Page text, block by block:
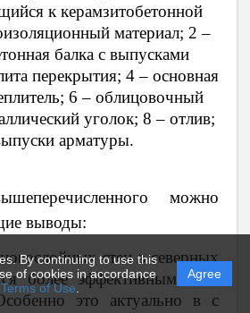
By continuing to use this
of cookies in accordance
Terms of Use .
Agree
к керамзитобетонной
материал; 2 –
балка с выпусками
перекрытия; 4 – основная
6 – облицовочный
уголок; 8 – отлив;
арматуры.
можно
выводы:
стен в северных
более эффективным, чем
это актуально в с